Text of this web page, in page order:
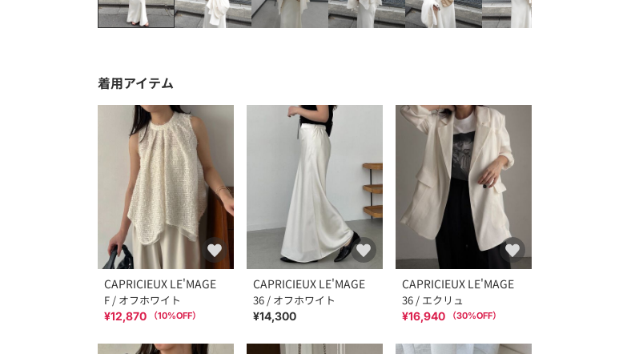
着用アイテム
CAPRICIEUX LE'MAGE
F / オフホワイト
¥12,870 （10%OFF）
CAPRICIEUX LE'MAGE
36 / オフホワイト
¥14,300
CAPRICIEUX LE'MAGE
36 / エクリュ
¥16,940 （30%OFF）